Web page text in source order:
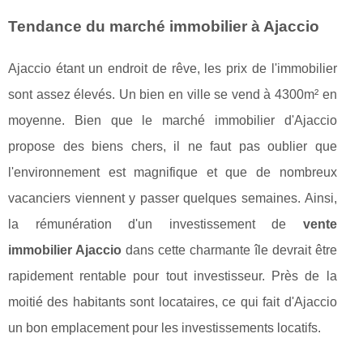
Tendance du marché immobilier à Ajaccio
Ajaccio étant un endroit de rêve, les prix de l'immobilier
sont assez élevés. Un bien en ville se vend à 4300m² en
moyenne. Bien que le marché immobilier d'Ajaccio
propose des biens chers, il ne faut pas oublier que
l'environnement est magnifique et que de nombreux
vacanciers viennent y passer quelques semaines. Ainsi,
la rémunération d'un investissement de vente
immobilier Ajacciodans cette charmante île devrait être
rapidement rentable pour tout investisseur. Près de la
moitié des habitants sont locataires, ce qui fait d'Ajaccio
un bon emplacement pour les investissements locatifs.